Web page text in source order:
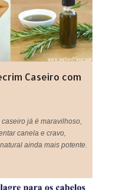
Caseiro com
já é maravilhoso,
canela e cravo,
ainda mais potente.